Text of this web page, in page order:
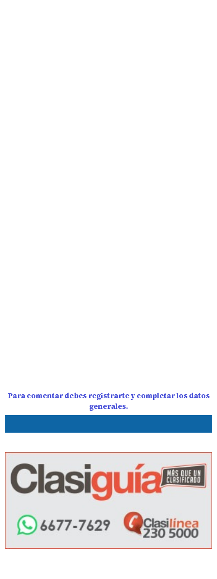
Para comentar debes registrarte y completar los datos
generales.